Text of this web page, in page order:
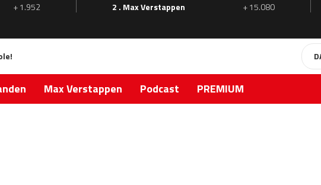
+ 1.952
2 . Max Verstappen
+ 15.080
Max Verstappen Podcast PREMIUM